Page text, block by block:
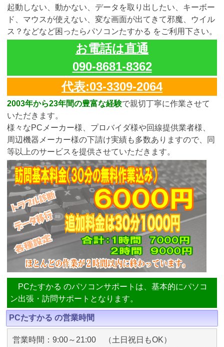
起動しない、動かない、データを取り出したい、キーボー
ド、マウスが使えない、変な画面が出てきて邪魔、ウイル
ス？などなど困ったらパソコンたすかる をご利用下さい。
お電話は直通
090-8681-8362
代表:03-3309-2064
2003年から23年間の豊富な経験で親切丁寧に作業させて
いただきます。
様々なPCメーカー様、プロバイダ様や回線提供業者様、
周辺機器メーカー様の下請け実績も多数ありますので、同
等以上のサービスを提供させていただきます。
PCたすかる のパソコンサポートは、基本的にパソコ
ン出張・訪問サポートとなります。
PCたすかる の営業時間
営業時間：9:00～21:00 （土日祝日もOK）